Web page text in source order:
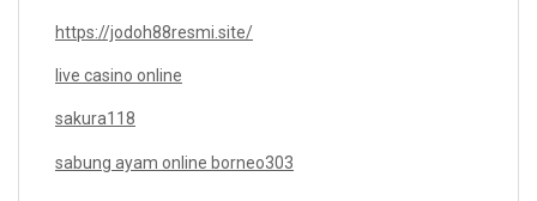
https://jodoh88resmi.site/
live casino online
sakura118
sabung ayam online borneo303